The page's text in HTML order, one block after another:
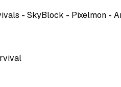
- SkyBlock - Pixelmon -